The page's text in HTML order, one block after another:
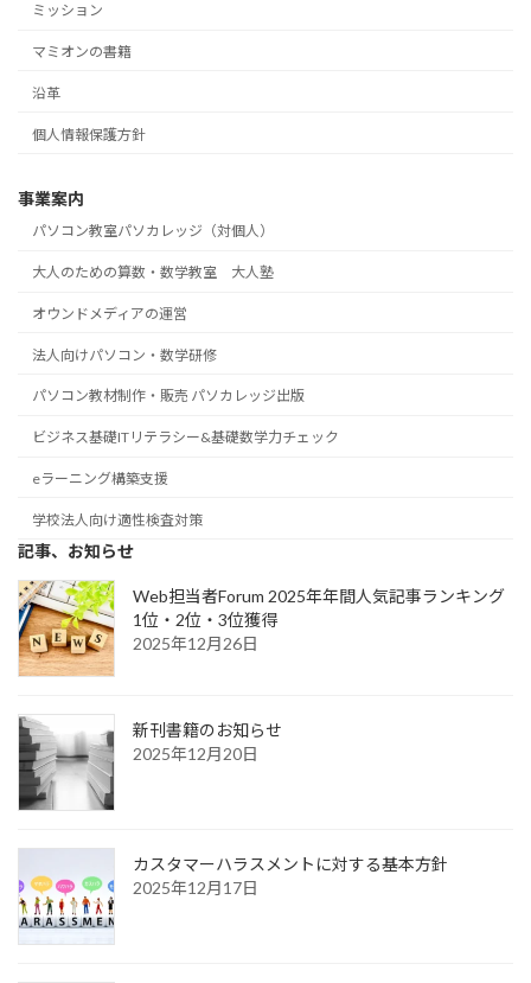
ミッション
マミオンの書籍
沿革
個人情報保護方針
事業案内
パソコン教室パソカレッジ（対個人）
大人のための算数・数学教室 大人塾
オウンドメディアの運営
法人向けパソコン・数学研修
パソコン教材制作・販売 パソカレッジ出版
ビジネス基礎ITリテラシー&基礎数学力チェック
eラーニング構築支援
学校法人向け適性検査対策
記事、お知らせ
Web担当者Forum 2025年年間人気記事ランキング
1位・2位・3位獲得
2025年12月26日
新刊書籍のお知らせ
2025年12月20日
カスタマーハラスメントに対する基本方針
2025年12月17日